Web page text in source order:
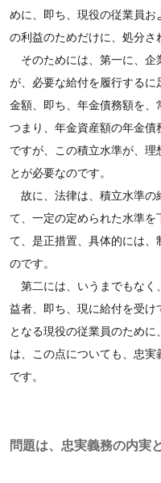
めに、即ち、現役の従業員お
の利益のためだけに、処分さ
そのためには、第一に、企
が、必要な給付を履行する
金額、即ち、年金債務額を、
つまり、年金資産額の年金
ですが、この積立水準が、
とが必要なのです。
故に、法律は、積立水準の
て、一定の定められた水準
て、是正措置、具体的には
のです。
第二には、いうまでもなく
益者、即ち、現に給付を受
となる現役の従業員のため
は、この点についても、忠
です。
問題は、忠実義務の内実